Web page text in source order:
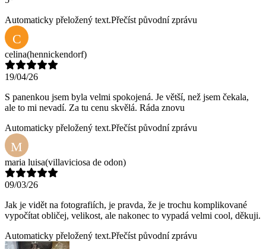
Automaticky přeložený text.Přečíst původní zprávu
C
celina(hennickendorf)
19/04/26
S panenkou jsem byla velmi spokojená. Je větší, než jsem čekala,
ale to mi nevadí. Za tu cenu skvělá. Ráda znovu
Automaticky přeložený text.Přečíst původní zprávu
M
maria luisa(villaviciosa de odon)
09/03/26
Jak je vidět na fotografiích, je pravda, že je trochu komplikované
vypočítat obličej, velikost, ale nakonec to vypadá velmi cool, děkuji.
Automaticky přeložený text.Přečíst původní zprávu